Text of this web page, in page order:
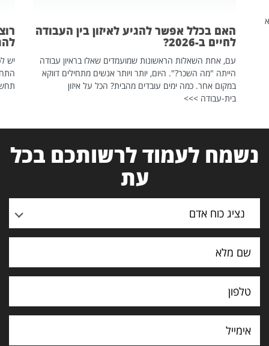
האם בכלל אפשר להגיע לאיזון בין העבודה
לחיים ב-2026?
עם, אחת השאלות הראשונות שמועמדים שאלו בראיון עבודה
הייתה "מה השכר?". היום, יותר ויותר אנשים מתחילים דווקא
במקום אחר. כמה ימים עובדים מהבית? הכל על איזון
בית-עבודה >>>
יש
נשמח לעמוד לרשותכם בכל
עת
נציג כוח אדם